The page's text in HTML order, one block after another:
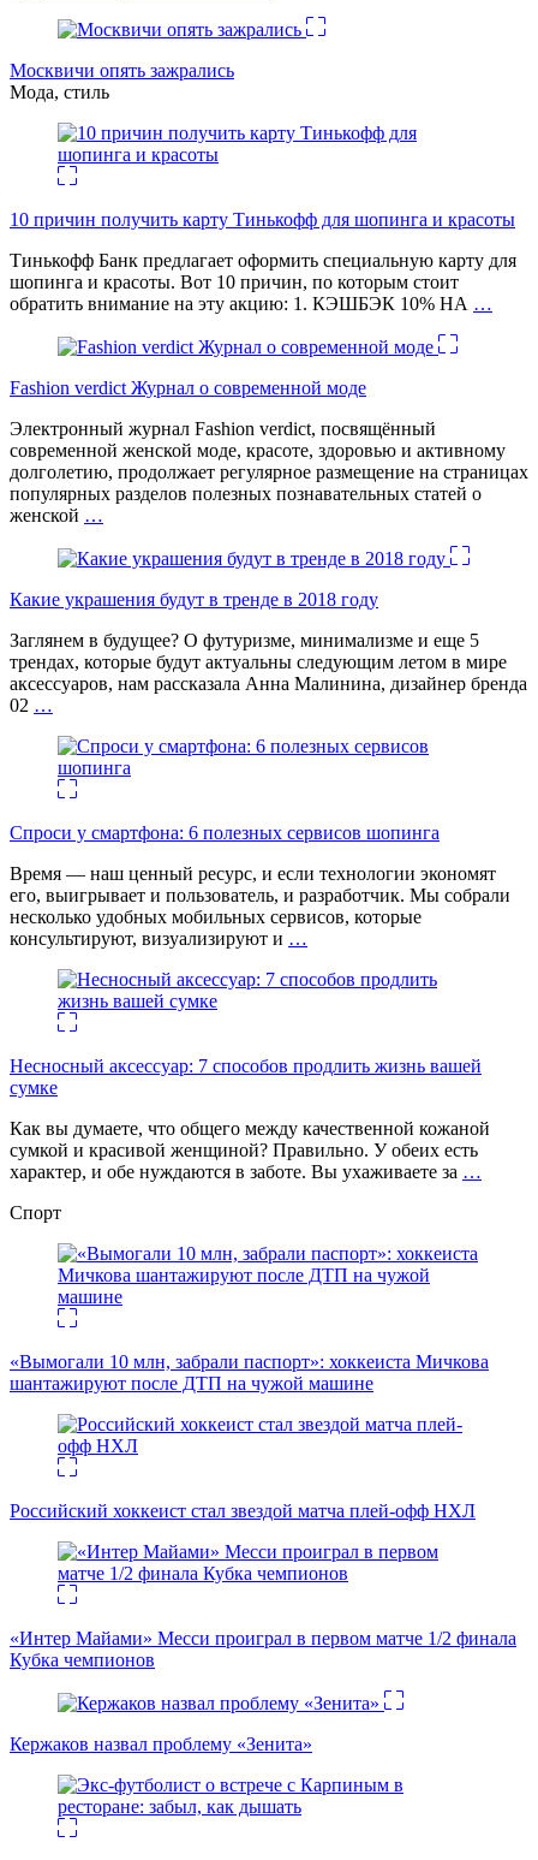
Москвичи опять зажрались
Мода, стиль
10 причин получить карту Тинькофф для шопинга и красоты
Тинькофф Банк предлагает оформить специальную карту для
шопинга и красоты. Вот 10 причин, по которым стоит
обратить внимание на эту акцию: 1. КЭШБЭК 10% НА …
Fashion verdict Журнал о современной моде
Электронный журнал Fashion verdict, посвящённый
современной женской моде, красоте, здоровью и активному
долголетию, продолжает регулярное размещение на страницах
популярных разделов полезных познавательных статей о
женской …
Какие украшения будут в тренде в 2018 году
Заглянем в будущее? О футуризме, минимализме и еще 5
трендах, которые будут актуальны следующим летом в мире
аксессуаров, нам рассказала Анна Малинина, дизайнер бренда
02 …
Спроси у смартфона: 6 полезных cервисов шопинга
Время — наш ценный ресурс, и если технологии экономят
его, выигрывает и пользователь, и разработчик. Мы собрали
несколько удобных мобильных сервисов, которые
консультируют, визуализируют и …
Несносный аксессуар: 7 способов продлить жизнь вашей
сумке
Как вы думаете, что общего между качественной кожаной
сумкой и красивой женщиной? Правильно. У обеих есть
характер, и обе нуждаются в заботе. Вы ухаживаете за …
Спорт
«Вымогали 10 млн, забрали паспорт»: хоккеиста Мичкова
шантажируют после ДТП на чужой машине
Российский хоккеист стал звездой матча плей-офф НХЛ
«Интер Майами» Месси проиграл в первом матче 1/2 финала
Кубка чемпионов
Кержаков назвал проблему «Зенита»